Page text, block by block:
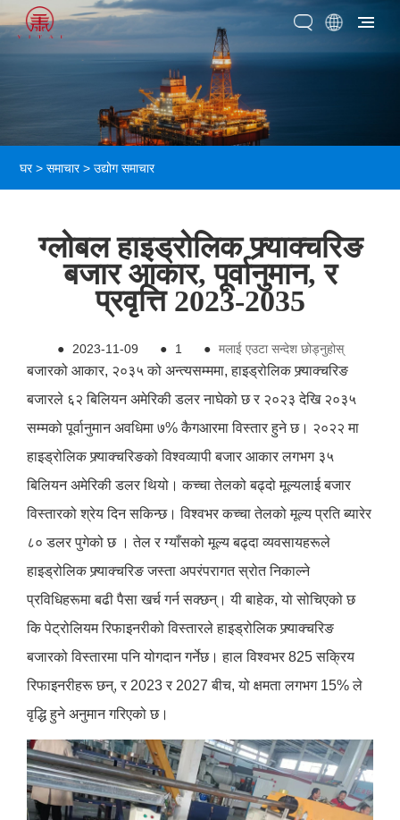
घर > समाचार>उद्योग समाचार
ग्लोबल हाइड्रोलिक फ्र्याक्चरिङ
बजार आकार, पूर्वानुमान, र
प्रवृत्ति 2023-2035
● 2023-11-09 ● 1 ● मलाई एउटा सन्देश छोड्नुहोस्
बजारको आकार, २०३५ को अन्त्यसम्ममा, हाइड्रोलिक फ्र्याक्चरिङ
बजारले ६२ बिलियन अमेरिकी डलर नाघेको छ र २०२३ देखि २०३५
सम्मको पूर्वानुमान अवधिमा ७% कैगआरमा विस्तार हुने छ। २०२२ मा
हाइड्रोलिक फ्र्याक्चरिङको विश्वव्यापी बजार आकार लगभग ३५
बिलियन अमेरिकी डलर थियो। कच्चा तेलको बढ्दो मूल्यलाई बजार
विस्तारको श्रेय दिन सकिन्छ। विश्वभर कच्चा तेलको मूल्य प्रति ब्यारेर
८० डलर पुगेको छ । तेल र ग्याँसको मूल्य बढ्दा व्यवसायहरूले
हाइड्रोलिक फ्र्याक्चरिङ जस्ता अपरंपरागत स्रोत निकाल्ने
प्रविधिहरूमा बढी पैसा खर्च गर्न सक्छन्। यी बाहेक, यो सोचिएको छ
कि पेट्रोलियम रिफाइनरीको विस्तारले हाइड्रोलिक फ्र्याक्चरिङ
बजारको विस्तारमा पनि योगदान गर्नेछ। हाल विश्वभर 825 सक्रिय
रिफाइनरीहरू छन्, र 2023 र 2027 बीच, यो क्षमता लगभग 15% ले
वृद्धि हुने अनुमान गरिएको छ।